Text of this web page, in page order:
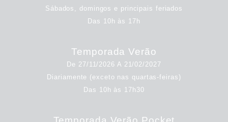
Sábados, domingos e principais feriados
Das 10h às 17h
Temporada Verão
De 27/11/2026 A 21/02/2027
Diariamente (exceto nas quartas-feiras)
Das 10h às 17h30